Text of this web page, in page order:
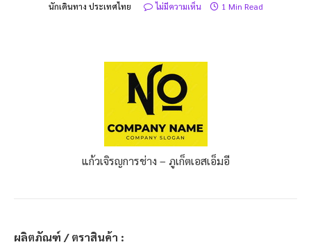
นักเดินทาง ประเทศไทย ไม่มีความเห็น 1 Min Read
แก้วเจิรญการช่าง – ภูเก็ตเอสเอ็มอี
ผลิตภัณฑ์ / ตราสินค้า :